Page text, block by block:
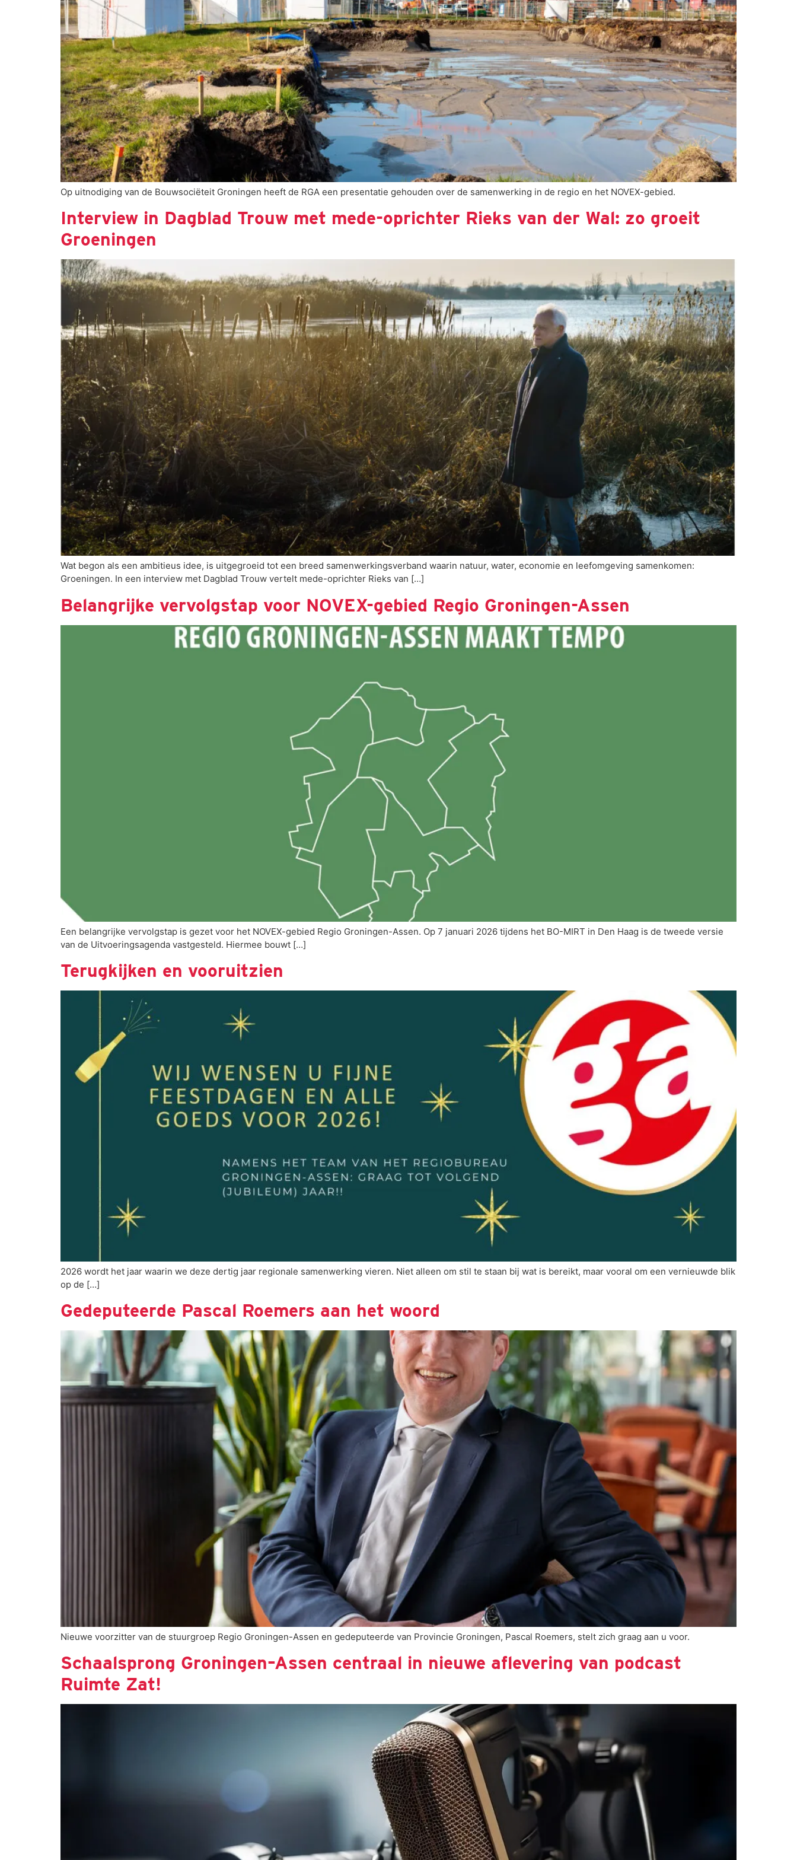
Op uitnodiging van de Bouwsociëteit Groningen heeft de RGA een presentatie gehouden over de samenwerking in de regio en het NOVEX-gebied.
Interview in Dagblad Trouw met mede-oprichter Rieks van der Wal: zo groeit
Groeningen
Wat begon als een ambitieus idee, is uitgegroeid tot een breed samenwerkingsverband waarin natuur, water, economie en leefomgeving samenkomen:
Groeningen. In een interview met Dagblad Trouw vertelt mede-oprichter Rieks van […]
Belangrijke vervolgstap voor NOVEX-gebied Regio Groningen-Assen
Een belangrijke vervolgstap is gezet voor het NOVEX-gebied Regio Groningen-Assen. Op 7 januari 2026 tijdens het BO-MIRT in Den Haag is de tweede versie
van de Uitvoeringsagenda vastgesteld. Hiermee bouwt […]
Terugkijken en vooruitzien
2026 wordt het jaar waarin we deze dertig jaar regionale samenwerking vieren. Niet alleen om stil te staan bij wat is bereikt, maar vooral om een vernieuwde blik
op de […]
Gedeputeerde Pascal Roemers aan het woord
Nieuwe voorzitter van de stuurgroep Regio Groningen-Assen en gedeputeerde van Provincie Groningen, Pascal Roemers, stelt zich graag aan u voor.
Schaalsprong Groningen–Assen centraal in nieuwe aflevering van podcast
Ruimte Zat!